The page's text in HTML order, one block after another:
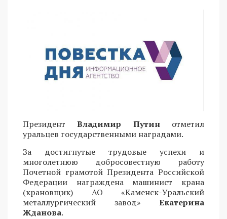
ПрезидентВладимир Путин отметил
уральцев государственными наградами.
За достигнутые трудовые успехи и
многолетнюю добросовестную работу
Почетной грамотой Президента Российской
Федерации награждена машинист крана
(крановщик) АО «Каменск-Уральский
металлургический завод» Екатерина
Жданова.